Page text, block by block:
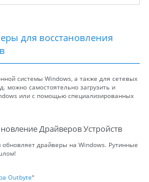
для восстановления
системы Windows, а также для сетевых
можно самостоятельно загрузить и
или с помощью специализированных
Драйверов Устройств
драйверы на Windows. Рутинные
Outbyte"